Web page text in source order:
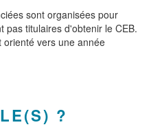
sont organisées pour
pas titulaires d'obtenir le CEB.
orienté vers une année
?